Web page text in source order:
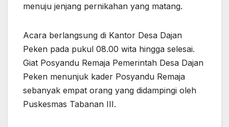
menuju jenjang pernikahan yang matang.
Acara berlangsung di Kantor Desa Dajan
Peken pada pukul 08.00 wita hingga selesai.
Giat Posyandu Remaja Pemerintah Desa Dajan
Peken menunjuk kader Posyandu Remaja
sebanyak empat orang yang didampingi oleh
Puskesmas Tabanan III.